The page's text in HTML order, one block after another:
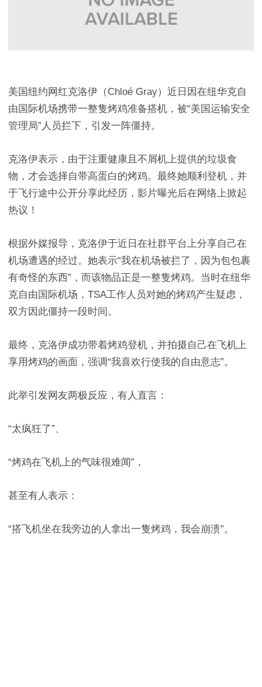
美国纽约网红克洛伊（Chloé Gray）近日因在纽华克自
由国际机场携带一整隻烤鸡准备搭机，被“美国运输安全
管理局”人员拦下，引发一阵僵持。
克洛伊表示，由于注重健康且不屑机上提供的垃圾食
物，才会选择自带高蛋白的烤鸡。最终她顺利登机，并
于飞行途中公开分享此经历，影片曝光后在网络上掀起
热议！
根据外媒报导，克洛伊于近日在社群平台上分享自己在
机场遭遇的经过。她表示“我在机场被拦了，因为包包裹
有奇怪的东西”，而该物品正是一整隻烤鸡。当时在纽华
克自由国际机场，TSA工作人员对她的烤鸡产生疑虑，
双方因此僵持一段时间。
最终，克洛伊成功带着烤鸡登机，并拍摄自己在飞机上
享用烤鸡的画面，强调“我喜欢行使我的自由意志”。
此举引发网友两极反应，有人直言：
“太疯狂了”、
“烤鸡在飞机上的气味很难闻”，
甚至有人表示：
“搭飞机坐在我旁边的人拿出一隻烤鸡，我会崩溃”。